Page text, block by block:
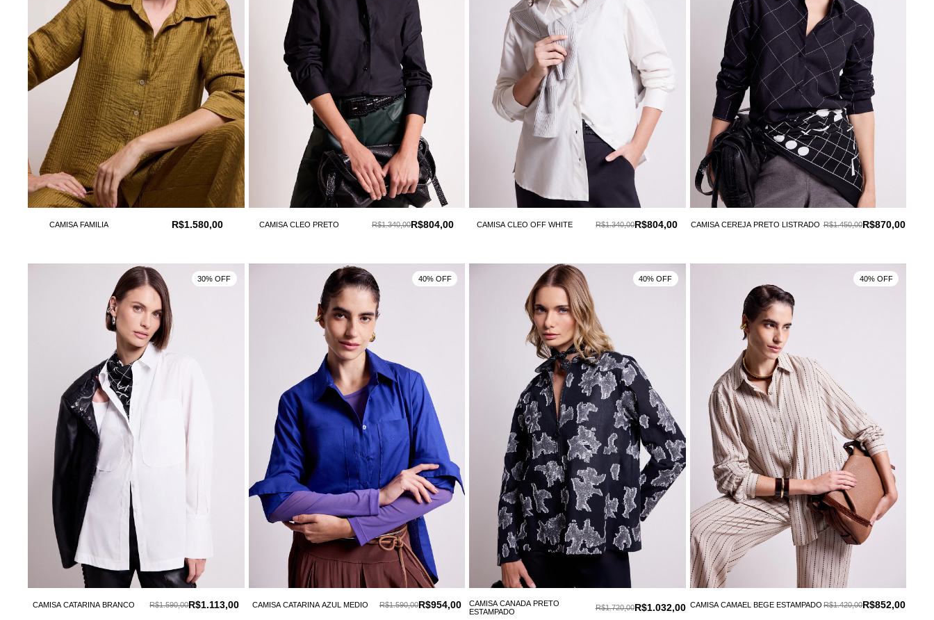
CAMISA FAMILIA R$1.580,00 CAMISA CLEO PRETO R$804,00
R$1.340,00 CAMISA CLEO OFF WHITE R$804,00
R$1.340,00 CAMISA CEREJA PRETO LISTRADO R$870,00
R$1.450,00
CAMISA CATARINA BRANCO R$1.113,00
R$1.590,00
30% OFF
CAMISA CATARINA AZUL MEDIO R$954,00
R$1.590,00
40% OFF
CAMISA CANADA PRETO
ESTAMPADO
R$1.032,00
R$1.720,00
40% OFF
CAMISA CAMAEL BEGE ESTAMPADO R$852,00
R$1.420,00
40% OFF